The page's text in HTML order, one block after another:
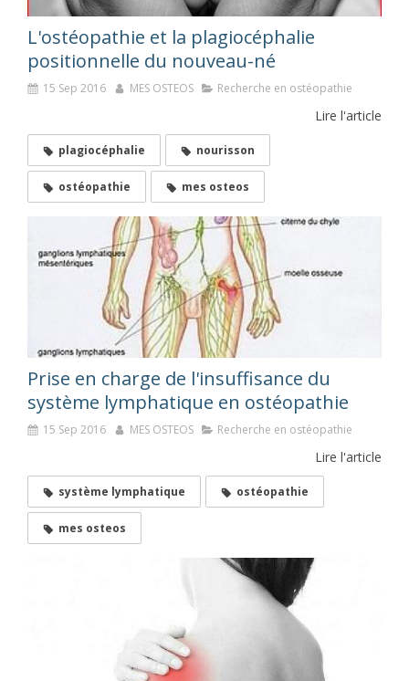
L'ostéopathie et la plagiocéphalie
positionnelle du nouveau-né
15 Sep 2016 MES OSTEOS Recherche en ostéopathie
Lire l'article
plagiocéphalie nourisson
ostéopathie mes osteos
Prise en charge de l'insuffisance du
système lymphatique en ostéopathie
15 Sep 2016 MES OSTEOS Recherche en ostéopathie
Lire l'article
système lymphatique ostéopathie
mes osteos